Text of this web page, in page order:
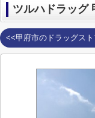
ツルハドラッグ
<<甲府市のドラッグス